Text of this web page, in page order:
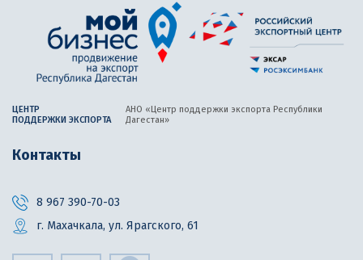
ЦЕНТР
ПОДДЕРЖКИ ЭКСПОРТА
АНО «Центр поддержки экспорта Республики
Дагестан»
Контакты
8 967 390-70-03
г. Махачкала, ул. Ярагского, 61